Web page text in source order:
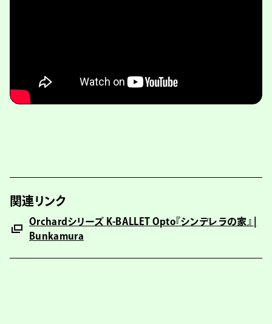
関連リンク
Orchardシリーズ K-BALLET Opto『シンデレラの家』 |
Bunkamura